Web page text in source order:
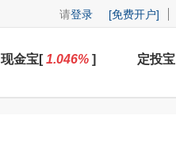
请登录 [免费开户]
现金宝[1.046% ] 定投宝